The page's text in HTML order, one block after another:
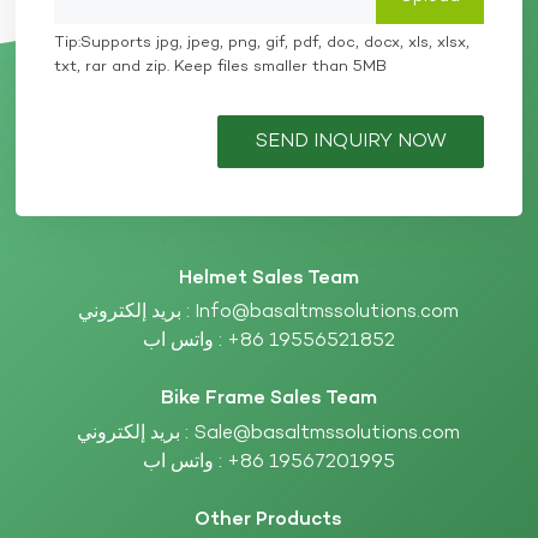
www.basaltmssolutions.com كن شريكًا مع Basalt
MSSolutions واختبر الفرق الذي يمكن أن تحدثه الجودة
والتخصيص والإمداد الموثوق به في عملك. دعونا نصنع شيئًا
Tip:Supports jpg, jpeg, png, gif, pdf, doc, docx, xls, xlsx,
txt, rar and zip. Keep files smaller than 5MB
SEND INQUIRY NOW
Helmet Sales Team
بريد إلكتروني : Info@basaltmssolutions.com
واتس اب : +86 19556521852
Bike Frame Sales Team
بريد إلكتروني : Sale@basaltmssolutions.com
واتس اب : +86 19567201995
Other Products